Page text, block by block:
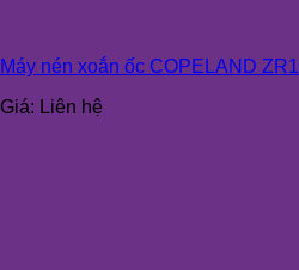
Máy nén xoắn ốc COPELAND
Giá: Liên hệ